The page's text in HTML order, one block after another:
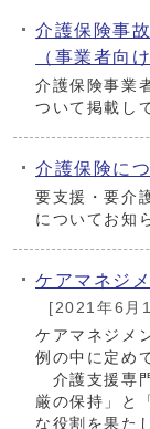
介護保険事
（事業者向け
介護保険事業
ついて掲載し
介護保険に
要支援・要介
についてお知
ケアマネジ
[2021年6月
ケアマネジメ
例の中に定め
介護支援専
厳の保持」と
な役割を果た